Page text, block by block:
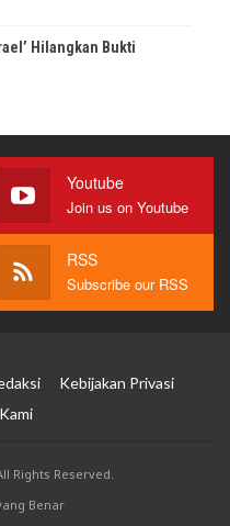
Hilangkan Bukti
Youtube
Join us on Youtube
RSS
Subscribe our RSS
Kebijakan Privasi
Rights Reserved.
Benar